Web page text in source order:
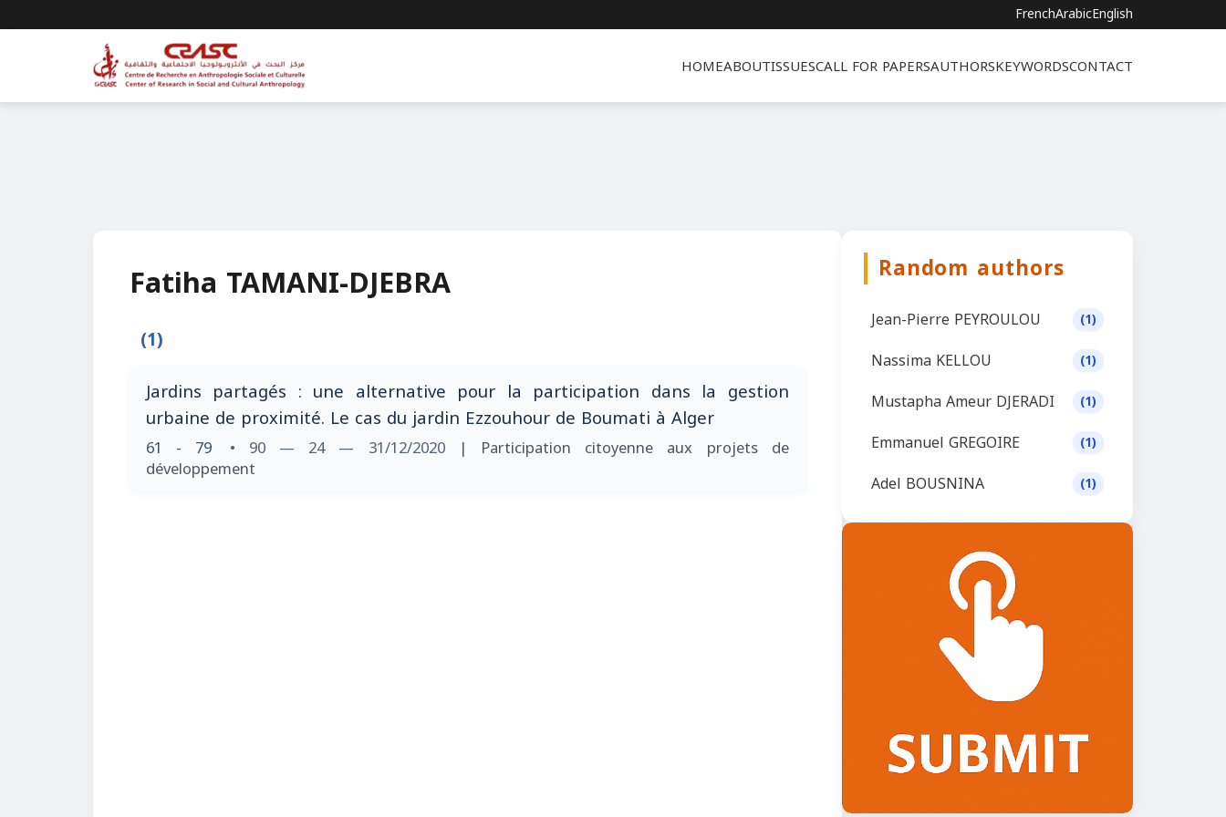
FrenchArabicEnglish
HOMEABOUTISSUESCALL FOR PAPERSAUTHORSKEYWORDSCONTACT
Fatiha TAMANI-DJEBRA
(1)
Jardins partagés : une alternative pour la participation dans la gestion
urbaine de proximité. Le cas du jardin Ezzouhour de Boumati à Alger
61 - 79 • 90 — 24 — 31/12/2020 | Participation citoyenne aux projets de
développement
Random authors
Jean-Pierre PEYROULOU (1)
Nassima KELLOU (1)
Mustapha Ameur DJERADI (1)
Emmanuel GREGOIRE (1)
Adel BOUSNINA (1)